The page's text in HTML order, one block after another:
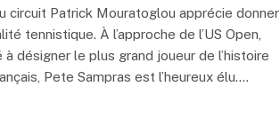
circuit Patrick Mouratoglou apprécie donner
tennis­tique. À l’ap­proche de l’US Open,
dési­gner le plus grand joueur de l’his­toire
Pete Sampras est l’heu­reux élu.…